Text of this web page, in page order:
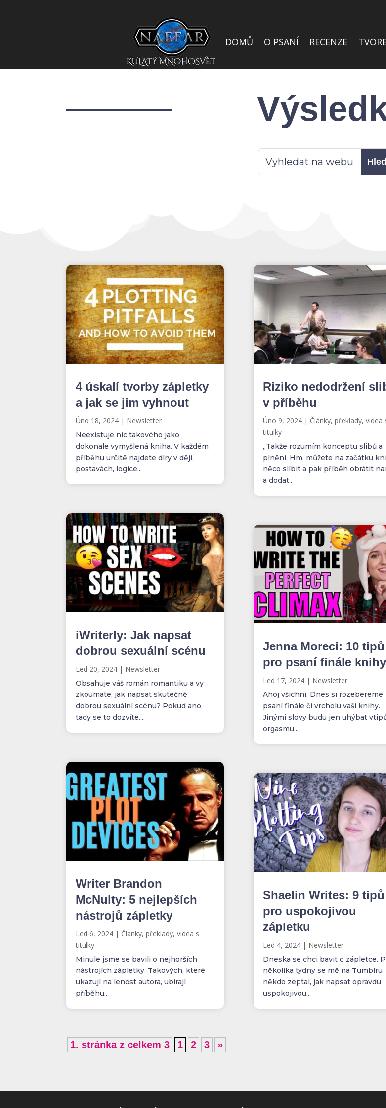
DOMŮ O PSANÍ RECENZE
4 úskalí tvorby zápletky
a jak se jim vyhnout
Úno 18, 2024 | Newsletter
Neexistuje nic takového jako
dokonale vymyšlená kniha. V každém
příběhu určitě najdete díry v ději,
postavách, logice...
iWriterly: Jak napsat
dobrou sexuální scénu
Led 20, 2024 | Newsletter
Obsahuje váš román romantiku a vy
zkoumáte, jak napsat skutečně
dobrou sexuální scénu? Pokud ano,
tady se to dozvíte....
Writer Brandon
McNulty: 5 nejlepších
nástrojů zápletky
Led 6, 2024 | Články, překlady, videa s
titulky
Minule jsme se bavili o nejhorších
nástrojích zápletky. Takových, které
ukazují na lenost autora, ubírají
příběhu...
Riziko nedodržení
v příběhu
Úno 9, 2024| Články, překlady, videa
titulky
„Takže rozumím konceptu slibů a
plnění. Hm, můžete na začátku
něco slíbit a pak příběh obrátit
a dodat...
Jenna Moreci: 10 tipů
pro psaní finále knihy
Led 17, 2024| Newsletter
Ahoj všichni. Dnes si rozebereme
psaní finále či vrcholu vaší knihy.
Jinými slovy budu jen uhýbat
orgasmu...
Shaelin Writes: 9 tipů
pro uspokojivou
zápletku
Led 4, 2024| Newsletter
Dneska se chci bavit o zápletce.
několika týdny se mě na Tumblru
někdo zeptal, jak napsat opravdu
uspokojivou...
1. stránka z celkem 3 1 2 3 »